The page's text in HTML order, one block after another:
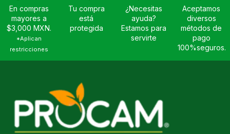
En compras
mayores a
$3,000 MXN.
*Aplican
restricciones
Tu compra
está
protegida
¿Necesitas
ayuda?
Estamos para
servirte
Aceptamos
diversos
métodos de
pago
100%seguros.